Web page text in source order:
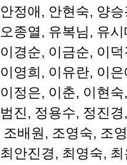
안정애, 안현숙, 양
오종열, 유복님, 유
이경순, 이금순, 이
이영희, 이유란, 이
이정은, 이춘, 이현
범진, 정용수, 정진
조배원, 조영숙, 조
최안진경, 최영숙,